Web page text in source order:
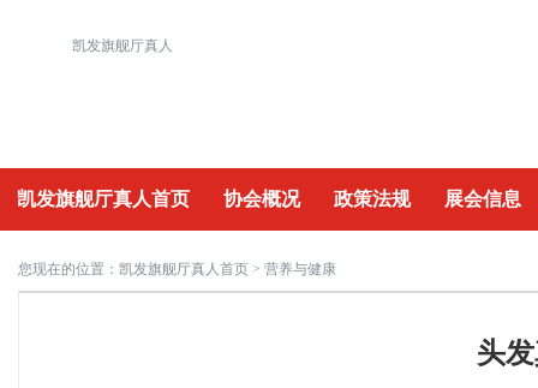
凯发旗舰厅真人
凯发旗舰厅真人首页 协会概况 政策法规 展会信息
重要活动
您现在的位置： 凯发旗舰厅真人首页 > 营养与健康
头